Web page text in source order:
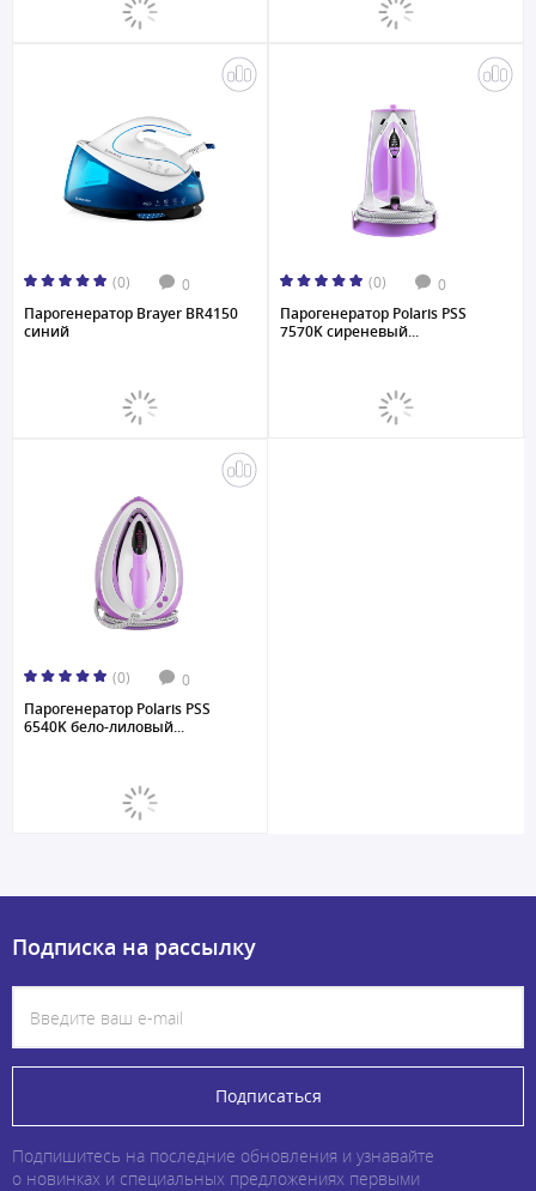
(0) 0
Парогенератор Brayer BR4150
cиний
(0) 0
Парогенератор Polaris PSS
7570K сиреневый...
(0) 0
Парогенератор Polaris PSS
6540K бело-лиловый...
Подписка на рассылку
Подписаться
Подпишитесь на последние обновления и узнавайте
о новинках и специальных предложениях первыми